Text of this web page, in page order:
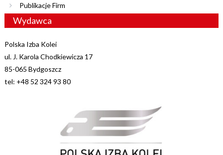
Publikacje Firm
Wydawca
Polska Izba Kolei
ul. J. Karola Chodkiewicza 17
85-065 Bydgoszcz
tel: +48 52 324 93 80